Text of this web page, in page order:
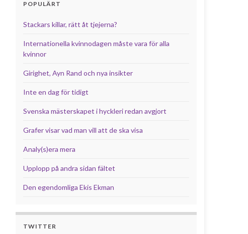
POPULÄRT
Stackars killar, rätt åt tjejerna?
Internationella kvinnodagen måste vara för alla
kvinnor
Girighet, Ayn Rand och nya insikter
Inte en dag för tidigt
Svenska mästerskapet i hyckleri redan avgjort
Grafer visar vad man vill att de ska visa
Analy(s)era mera
Upplopp på andra sidan fältet
Den egendomliga Ekis Ekman
TWITTER